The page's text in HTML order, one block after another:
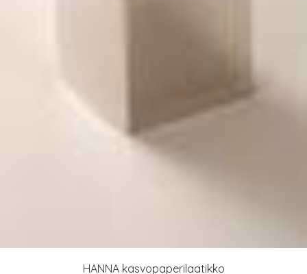
HANNA kasvopaperilaatikko